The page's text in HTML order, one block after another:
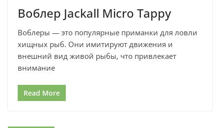
Воблер Jackall Micro Tappy
Воблеры — это популярные приманки для ловли
хищных рыб. Они имитируют движения и
внешний вид живой рыбы, что привлекает
внимание
Read More